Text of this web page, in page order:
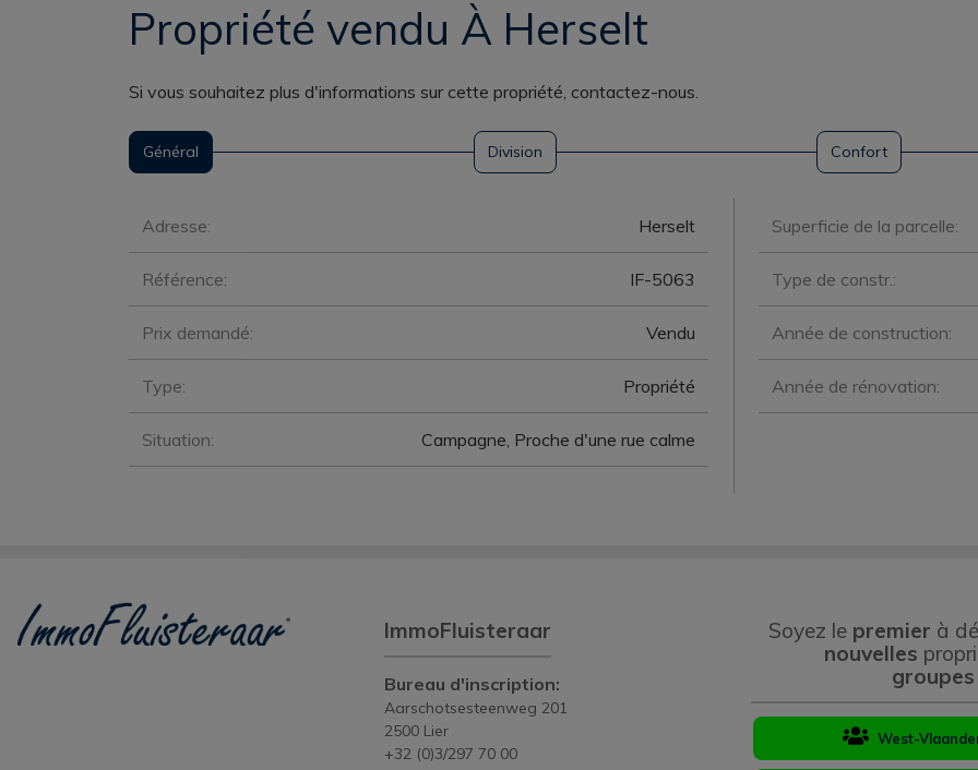
Propriété vendu À Herselt
Si vous souhaitez plus d'informations sur cette propriété, contactez-nous.
Général Division Confort
Général
Adresse: Herselt
Référence: IF-5063
Prix demandé: Vendu
Type: Propriété
Situation: Campagne, Proche d'une rue calme
Superficie de la parcelle:
Type de constr.:
Année de construction:
Année de rénovation:
ImmoFluisteraar
Bureau d'inscription:
Aarschotsesteenweg 201
2500 Lier
+32 (0)3/297 70 00
Soyez le premier à
nouvelles
West-